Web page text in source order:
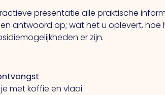
presentatie alle praktische
antwoord op; wat het u oplevert,
er zijn.
met koffie en vlaai.